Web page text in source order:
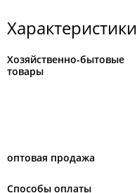
Характеристики
Хозяйственно-бытовые
товары
оптовая продажа
Способы оплаты